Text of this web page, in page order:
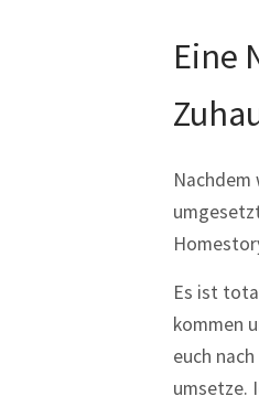
Eine
Nachdem
Es ist
kommen
euch
umsetze.